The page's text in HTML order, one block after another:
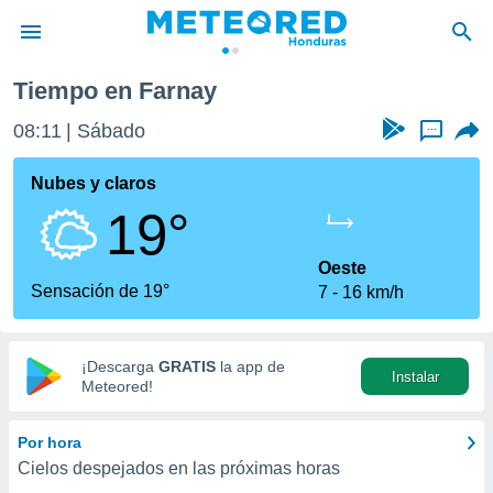
de
ha sido
calidad.
a este
las
y
digital
basada
Tiempo en Farnay
08:11 Sábado ...
Nubes y claros
19°
Sensación de 19°
Oeste
7
16 km/h
¡Descarga GRATIS la app de
Meteored!
Instalar
Por hora
Cielos despejados en las próximas horas